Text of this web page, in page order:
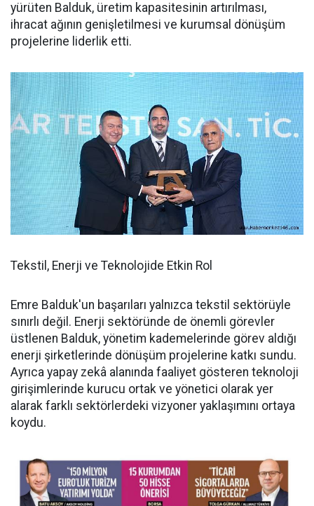
yürüten Balduk, üretim kapasitesinin artırılması,
ihracat ağının genişletilmesi ve kurumsal dönüşüm
projelerine liderlik etti.
Tekstil, Enerji ve Teknolojide Etkin Rol
Emre Balduk'un başarıları yalnızca tekstil sektörüyle
sınırlı değil. Enerji sektöründe de önemli görevler
üstlenen Balduk, yönetim kademelerinde görev aldığı
enerji şirketlerinde dönüşüm projelerine katkı sundu.
Ayrıca yapay zekâ alanında faaliyet gösteren teknoloji
girişimlerinde kurucu ortak ve yönetici olarak yer
alarak farklı sektörlerdeki vizyoner yaklaşımını ortaya
koydu.